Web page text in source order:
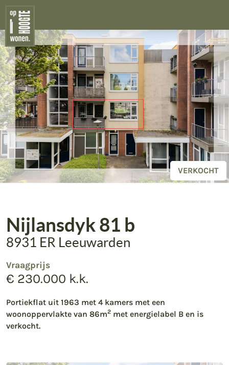
VERKOOP
AANKOOP
TAXEREN
WOONWENSEN
VERKOCHT
Nijlansdyk 81 b
8931 ER Leeuwarden
Vraagprijs
€ 230.000 k.k.
Portiekflat uit 1963 met 4 kamers met een
woonoppervlakte van 86m2 met energielabel B en is
verkocht.